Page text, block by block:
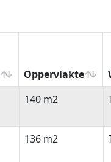
Oppervlakte
Oppervlakte
140 m2
136 m2